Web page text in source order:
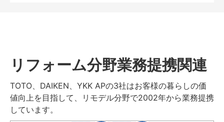
リフォーム分野業務提携関連
TOTO、DAIKEN、YKK APの3社はお客様の暮らしの価
値向上を目指して、リモデル分野で2002年から業務提携
しています。